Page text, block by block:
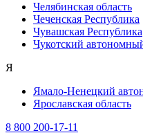
Челябинская область
Чеченская Республика
Чувашская Республика
Чукотский
Я
Ямало-Ненецкий
Ярославская область
8 800 200-17-11